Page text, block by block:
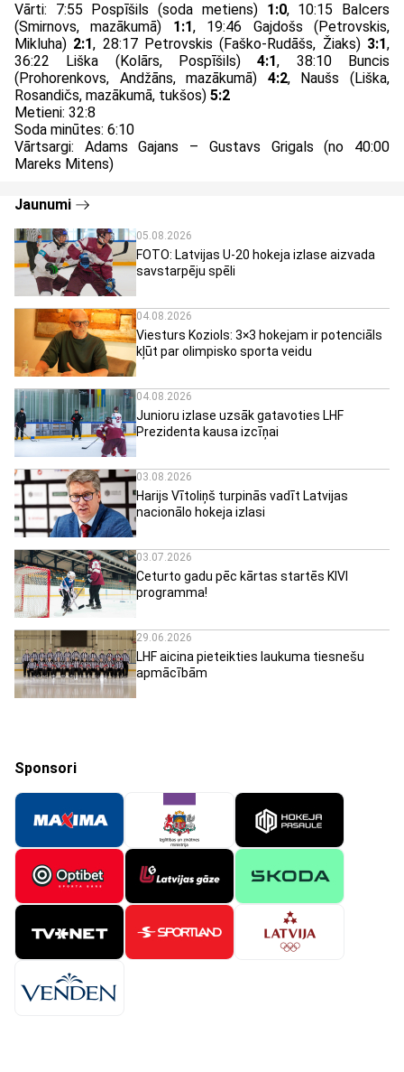
Vārti: 7:55 Pospīšils (soda metiens) 1:0, 10:15 Balcers
(Smirnovs, mazākumā) 1:1, 19:46 Gajdošs (Petrovskis,
Mikluha) 2:1, 28:17 Petrovskis (Faško-Rudāšs, Žiaks) 3:1,
36:22 Liška (Kolārs, Pospīšils)4:1, 38:10 Buncis
(Prohorenkovs, Andžāns, mazākumā) 4:2, Naušs (Liška,
Rosandičs, mazākumā, tukšos) 5:2
Metieni: 32:8
Soda minūtes: 6:10
Vārtsargi: Adams Gajans – Gustavs Grigals (no 40:00
Mareks Mitens)
Jaunumi
05.08.2026
FOTO: Latvijas U-20 hokeja izlase aizvada
savstarpēju spēli
04.08.2026
Viesturs Koziols: 3×3 hokejam ir potenciāls
kļūt par olimpisko sporta veidu
04.08.2026
Junioru izlase uzsāk gatavoties LHF
Prezidenta kausa izcīņai
03.08.2026
Harijs Vītoliņš turpinās vadīt Latvijas
nacionālo hokeja izlasi
03.07.2026
Ceturto gadu pēc kārtas startēs KIVI
programma!
29.06.2026
LHF aicina pieteikties laukuma tiesnešu
apmācībām
Sponsori